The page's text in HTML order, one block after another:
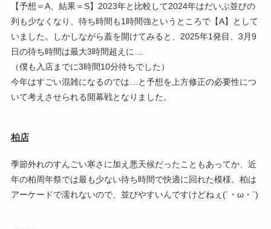
【予想＝A、結果＝S】2023年と比較して2024年はだいぶ並びの
列も少なくなり、待ち時間も1時間強というところで【A】として
いました。しかしながら蓋を開けてみると、2025年1発目、3月9
日の待ち時間は最大3時間超えに…
（僕も入店までに3時間10分待ちでした）
今年はすごい混雑になるのでは…と予想を上方修正の必要性につ
いて考えさせられる開幕戦となりました。
柏店
季節外れのすんごい寒さに加え悪天候だったこともあってか、近
年の柏周年祭では最も少ない待ち時間で快適に回れた模様。柏は
アーケードで濡れないので、並びやすいんですけどねぇ(´・ω・`)